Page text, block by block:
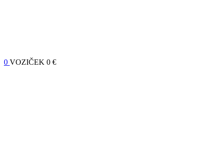
0 VOZIČEK 0 €